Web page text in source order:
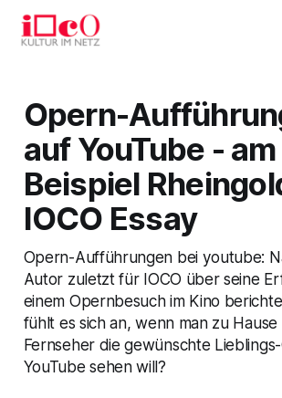
Opern-
auf YouTube - am
Beispiel
IOCO Essay
Opern-Aufführungen bei youtube:
Autor zuletzt für IOCO über seine
einem Opernbesuch im Kino
fühlt es sich an, wenn man zu Hause
Fernseher die gewünschte
YouTube sehen will?